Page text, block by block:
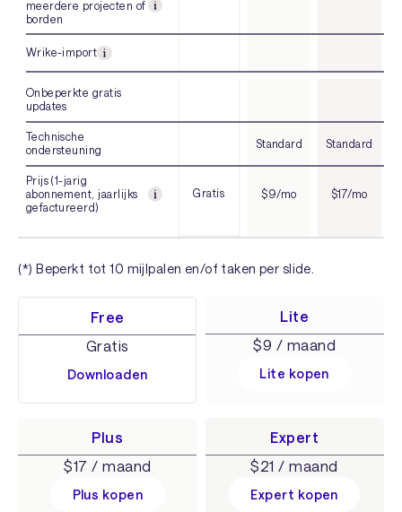
meerdere projecten of
borden
Wrike-import
Onbeperkte gratis
updates
Technische
ondersteuning
Standard Standard
Prijs (1-jarig
abonnement, jaarlijks
gefactureerd)
Gratis $9/mo $17/mo
(*) Beperkt tot 10 mijlpalen en/of taken per slide.
Free
Gratis
Downloaden
Lite
$9 / maand
Lite kopen
Plus
$17 / maand
Plus kopen
Expert
$21 / maand
Expert kopen